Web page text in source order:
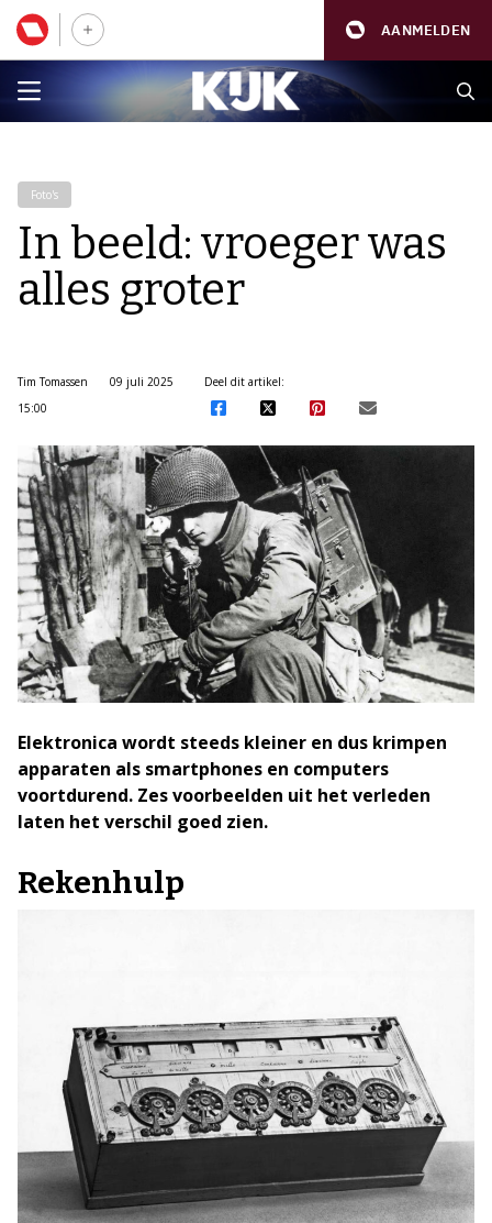
AANMELDEN
Foto's
In beeld: vroeger was
alles groter
Tim Tomassen
09 juli 2025
15:00
Deel dit artikel:
Elektronica wordt steeds kleiner en dus krimpen
apparaten als smartphones en computers
voortdurend. Zes voorbeelden uit het verleden
laten het verschil goed zien.
Rekenhulp